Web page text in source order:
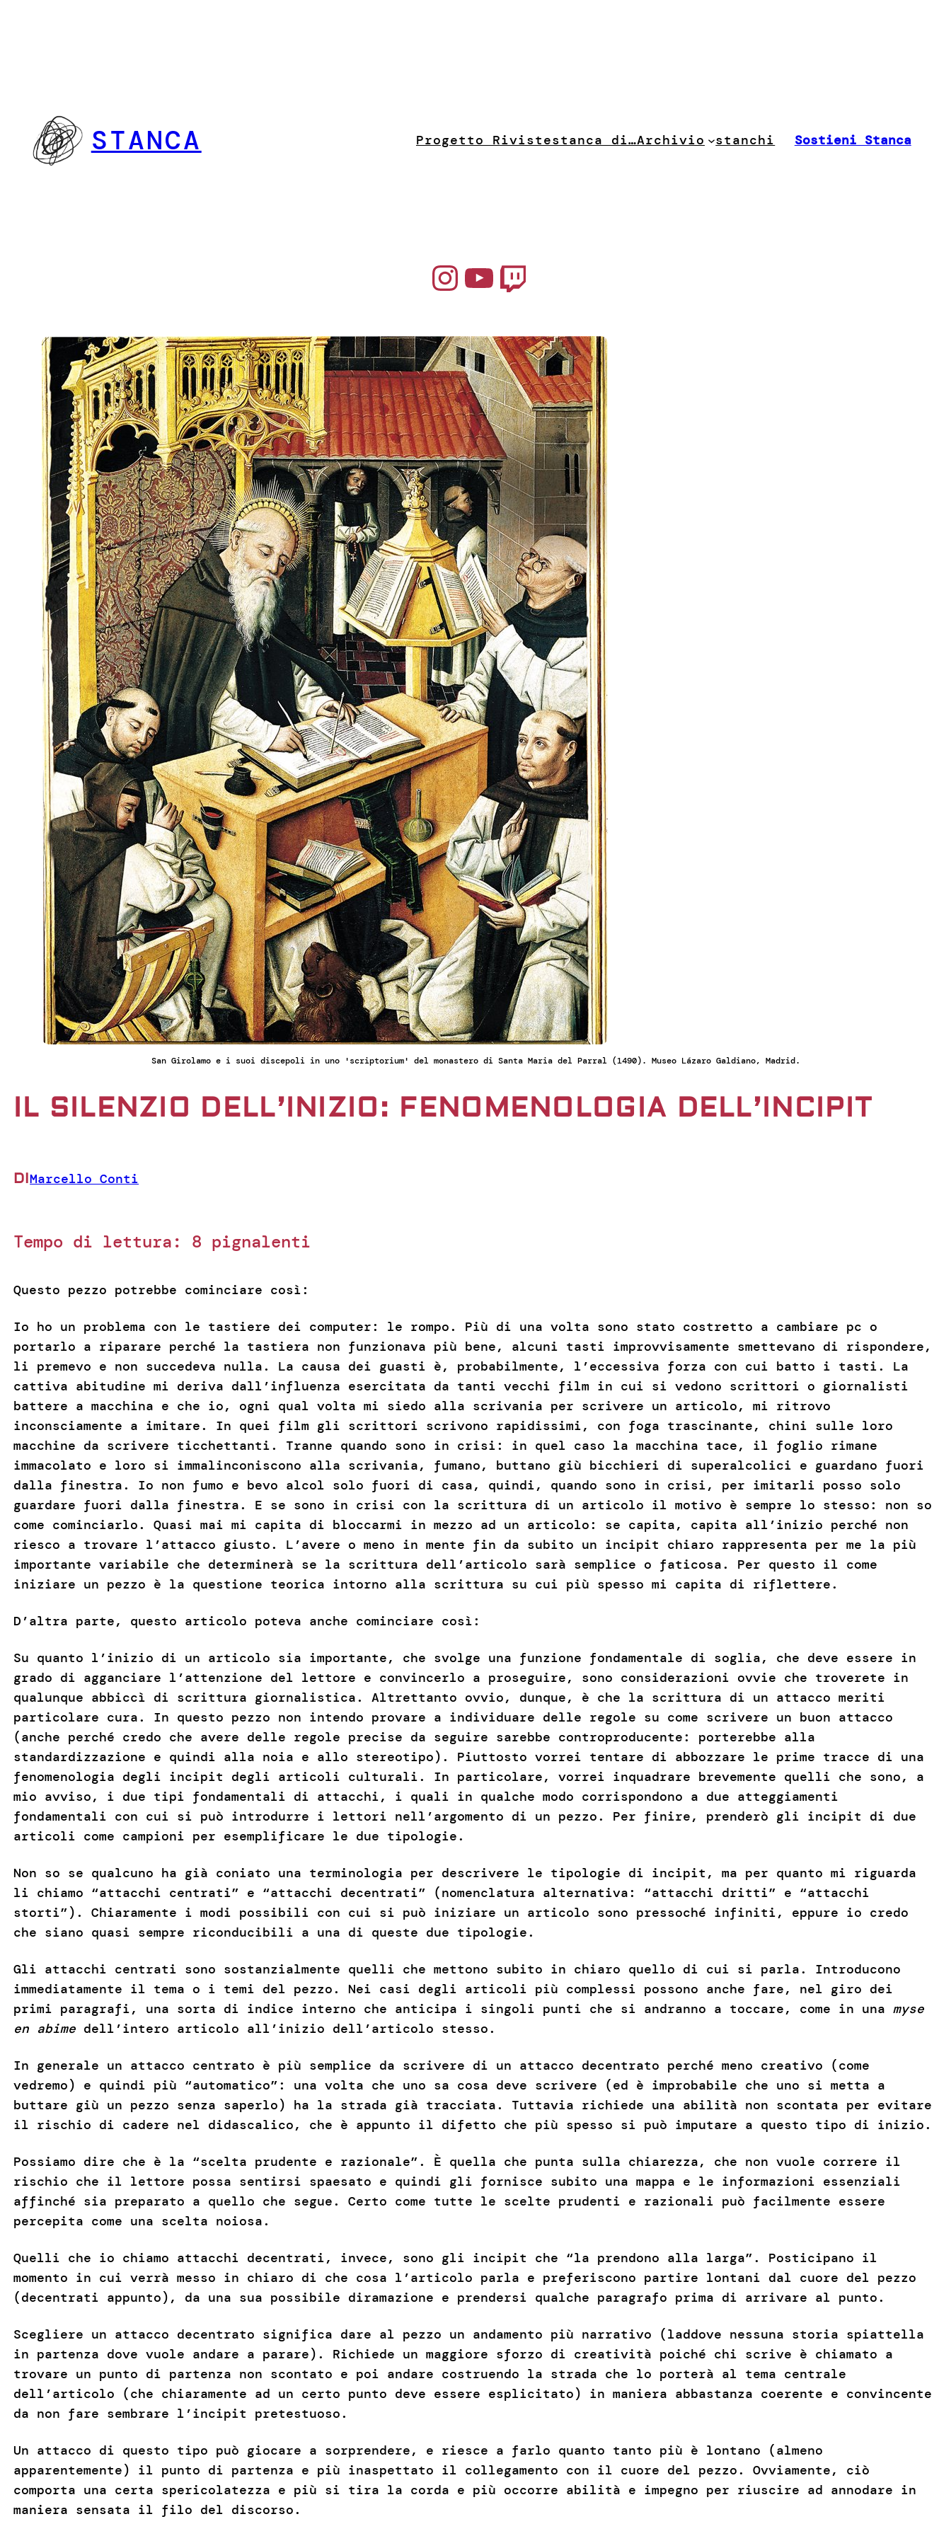
STANCA Progetto Rivistestanca di…Archivio stanchi Sostieni Stanca
Instagram YouTube Twitch
San Girolamo e i suoi discepoli in uno 'scriptorium' del monastero di Santa Maria del Parral (1490). Museo Lázaro Galdiano, Madrid.
IL SILENZIO DELL’INIZIO: FENOMENOLOGIA DELL’INCIPIT
DIMarcello Conti
Tempo di lettura: 8 pignalenti
Questo pezzo potrebbe cominciare così:
Io ho un problema con le tastiere dei computer: le rompo. Più di una volta sono stato costretto a cambiare pc o
portarlo a riparare perché la tastiera non funzionava più bene, alcuni tasti improvvisamente smettevano di rispondere,
li premevo e non succedeva nulla. La causa dei guasti è, probabilmente, l’eccessiva forza con cui batto i tasti. La
cattiva abitudine mi deriva dall’influenza esercitata da tanti vecchi film in cui si vedono scrittori o giornalisti
battere a macchina e che io, ogni qual volta mi siedo alla scrivania per scrivere un articolo, mi ritrovo
inconsciamente a imitare. In quei film gli scrittori scrivono rapidissimi, con foga trascinante, chini sulle loro
macchine da scrivere ticchettanti. Tranne quando sono in crisi: in quel caso la macchina tace, il foglio rimane
immacolato e loro si immalinconiscono alla scrivania, fumano, buttano giù bicchieri di superalcolici e guardano fuori
dalla finestra. Io non fumo e bevo alcol solo fuori di casa, quindi, quando sono in crisi, per imitarli posso solo
guardare fuori dalla finestra. E se sono in crisi con la scrittura di un articolo il motivo è sempre lo stesso: non so
come cominciarlo. Quasi mai mi capita di bloccarmi in mezzo ad un articolo: se capita, capita all’inizio perché non
riesco a trovare l’attacco giusto. L’avere o meno in mente fin da subito un incipit chiaro rappresenta per me la più
importante variabile che determinerà se la scrittura dell’articolo sarà semplice o faticosa. Per questo il come
iniziare un pezzo è la questione teorica intorno alla scrittura su cui più spesso mi capita di riflettere.
D’altra parte, questo articolo poteva anche cominciare così:
Su quanto l’inizio di un articolo sia importante, che svolge una funzione fondamentale di soglia, che deve essere in
grado di agganciare l’attenzione del lettore e convincerlo a proseguire, sono considerazioni ovvie che troverete in
qualunque abbiccì di scrittura giornalistica. Altrettanto ovvio, dunque, è che la scrittura di un attacco meriti
particolare cura. In questo pezzo non intendo provare a individuare delle regole su come scrivere un buon attacco
(anche perché credo che avere delle regole precise da seguire sarebbe controproducente: porterebbe alla
standardizzazione e quindi alla noia e allo stereotipo). Piuttosto vorrei tentare di abbozzare le prime tracce di una
fenomenologia degli incipit degli articoli culturali. In particolare, vorrei inquadrare brevemente quelli che sono, a
mio avviso, i due tipi fondamentali di attacchi, i quali in qualche modo corrispondono a due atteggiamenti
fondamentali con cui si può introdurre i lettori nell’argomento di un pezzo. Per finire, prenderò gli incipit di due
articoli come campioni per esemplificare le due tipologie.
Non so se qualcuno ha già coniato una terminologia per descrivere le tipologie di incipit, ma per quanto mi riguarda
li chiamo “attacchi centrati” e “attacchi decentrati” (nomenclatura alternativa: “attacchi dritti” e “attacchi
storti”). Chiaramente i modi possibili con cui si può iniziare un articolo sono pressoché infiniti, eppure io credo
che siano quasi sempre riconducibili a una di queste due tipologie.
Gli attacchi centrati sono sostanzialmente quelli che mettono subito in chiaro quello di cui si parla. Introducono
immediatamente il tema o i temi del pezzo. Nei casi degli articoli più complessi possono anche fare, nel giro dei
primi paragrafi, una sorta di indice interno che anticipa i singoli punti che si andranno a toccare, come in una myse
en abimedell’intero articolo all’inizio dell’articolo stesso.
In generale un attacco centrato è più semplice da scrivere di un attacco decentrato perché meno creativo (come
vedremo) e quindi più “automatico”: una volta che uno sa cosa deve scrivere (ed è improbabile che uno si metta a
buttare giù un pezzo senza saperlo) ha la strada già tracciata. Tuttavia richiede una abilità non scontata per evitare
il rischio di cadere nel didascalico, che è appunto il difetto che più spesso si può imputare a questo tipo di inizio.
Possiamo dire che è la “scelta prudente e razionale”. È quella che punta sulla chiarezza, che non vuole correre il
rischio che il lettore possa sentirsi spaesato e quindi gli fornisce subito una mappa e le informazioni essenziali
affinché sia preparato a quello che segue. Certo come tutte le scelte prudenti e razionali può facilmente essere
percepita come una scelta noiosa.
Quelli che io chiamo attacchi decentrati, invece, sono gli incipit che “la prendono alla larga”. Posticipano il
momento in cui verrà messo in chiaro di che cosa l’articolo parla e preferiscono partire lontani dal cuore del pezzo
(decentrati appunto), da una sua possibile diramazione e prendersi qualche paragrafo prima di arrivare al punto.
Scegliere un attacco decentrato significa dare al pezzo un andamento più narrativo (laddove nessuna storia spiattella
in partenza dove vuole andare a parare). Richiede un maggiore sforzo di creatività poiché chi scrive è chiamato a
trovare un punto di partenza non scontato e poi andare costruendo la strada che lo porterà al tema centrale
dell’articolo (che chiaramente ad un certo punto deve essere esplicitato) in maniera abbastanza coerente e convincente
da non fare sembrare l’incipit pretestuoso.
Un attacco di questo tipo può giocare a sorprendere, e riesce a farlo quanto tanto più è lontano (almeno
apparentemente) il punto di partenza e più inaspettato il collegamento con il cuore del pezzo. Ovviamente, ciò
comporta una certa spericolatezza e più si tira la corda e più occorre abilità e impegno per riuscire ad annodare in
maniera sensata il filo del discorso.